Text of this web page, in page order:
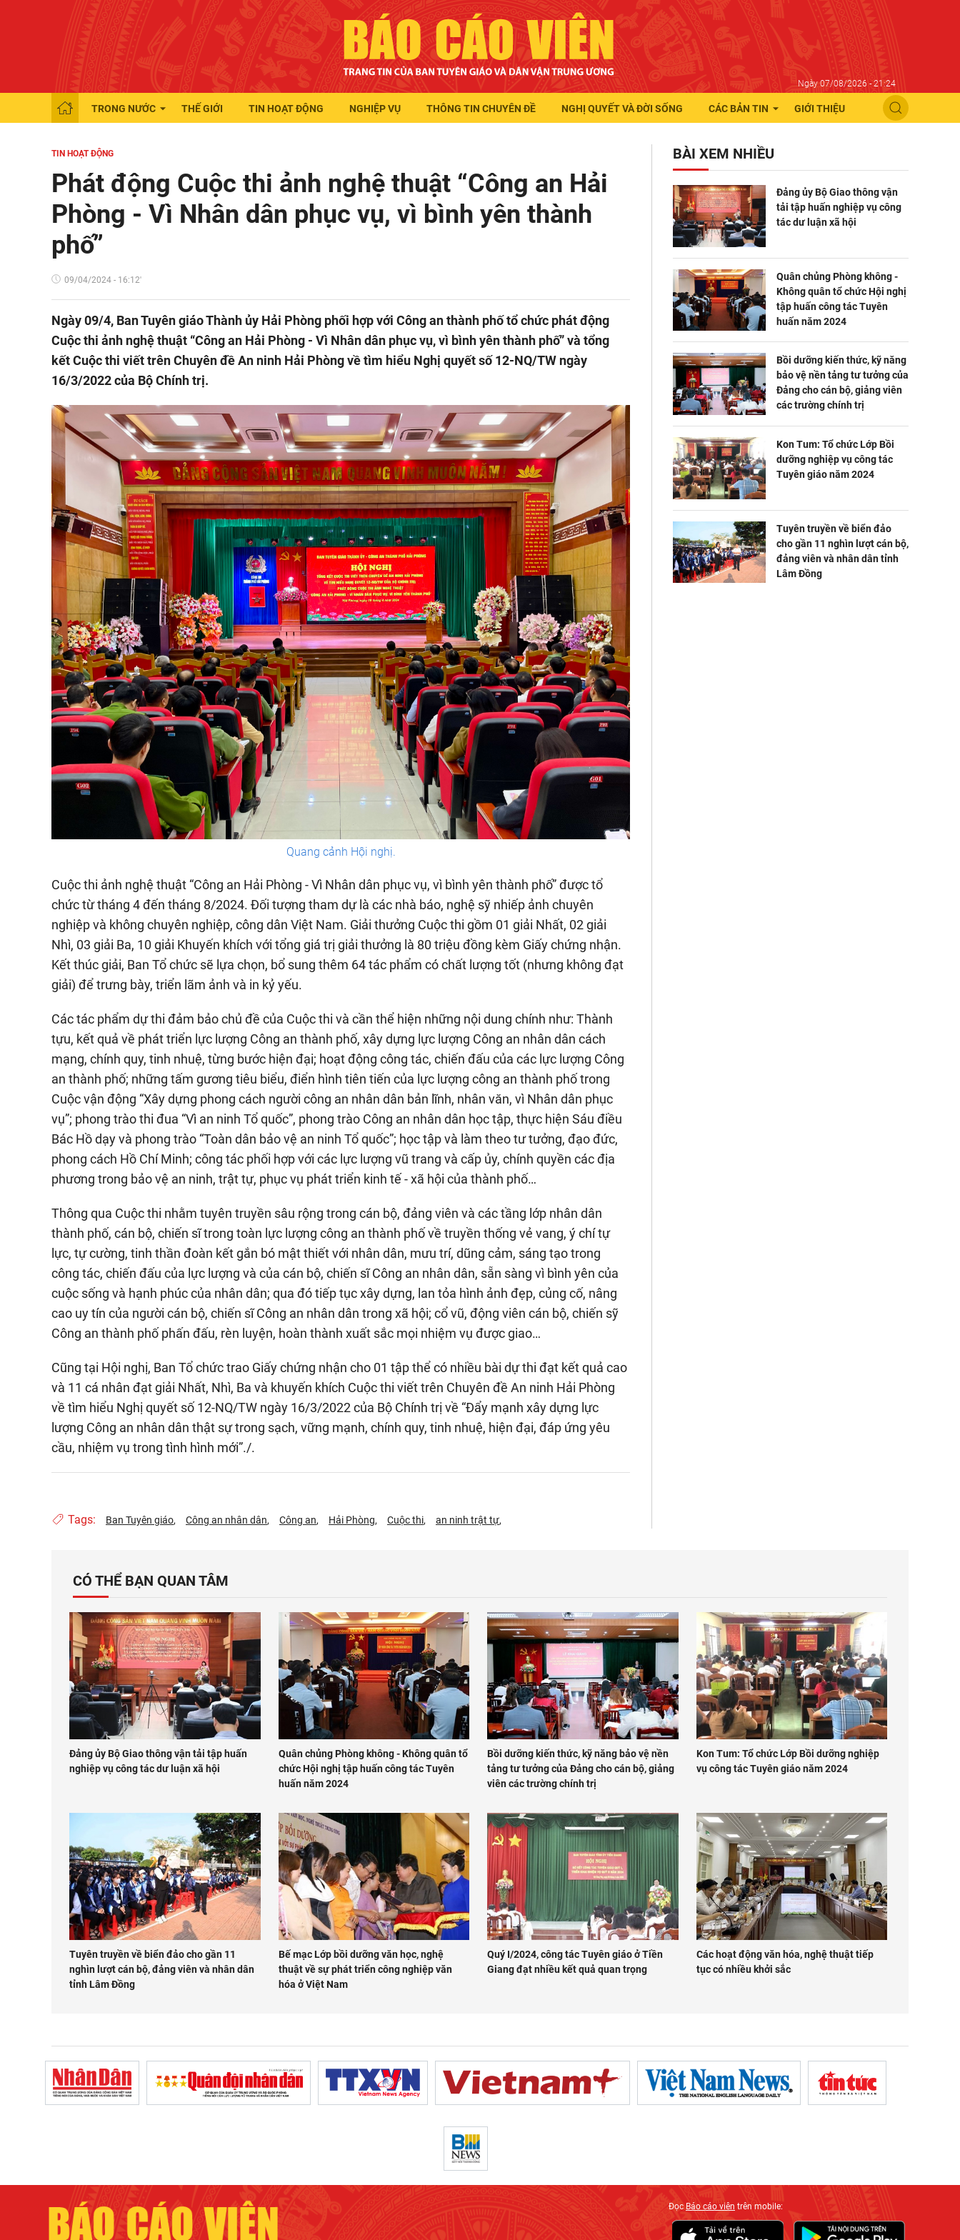
Ngày 07/08/2026 - 21:24
TRONG NƯỚC THẾ GIỚI TIN HOẠT ĐỘNG NGHIỆP VỤ THÔNG TIN CHUYÊN ĐỀ NGHỊ QUYẾT VÀ ĐỜI SỐNG CÁC BẢN TIN GIỚI THIỆU
TIN HOẠT ĐỘNG
Phát động Cuộc thi ảnh nghệ thuật “Công an Hải
Phòng - Vì Nhân dân phục vụ, vì bình yên thành
phố”
09/04/2024 - 16:12'
Ngày 09/4, Ban Tuyên giáo Thành ủy Hải Phòng phối hợp với Công an thành phố tổ chức phát động
Cuộc thi ảnh nghệ thuật “Công an Hải Phòng - Vì Nhân dân phục vụ, vì bình yên thành phố” và tổng
kết Cuộc thi viết trên Chuyên đề An ninh Hải Phòng về tìm hiểu Nghị quyết số 12-NQ/TW ngày
16/3/2022 của Bộ Chính trị.
Quang cảnh Hội nghị.
Cuộc thi ảnh nghệ thuật “Công an Hải Phòng - Vì Nhân dân phục vụ, vì bình yên thành phố” được tổ
chức từ tháng 4 đến tháng 8/2024. Đối tượng tham dự là các nhà báo, nghệ sỹ nhiếp ảnh chuyên
nghiệp và không chuyên nghiệp, công dân Việt Nam. Giải thưởng Cuộc thi gồm 01 giải Nhất, 02 giải
Nhì, 03 giải Ba, 10 giải Khuyến khích với tổng giá trị giải thưởng là 80 triệu đồng kèm Giấy chứng nhận.
Kết thúc giải, Ban Tổ chức sẽ lựa chọn, bổ sung thêm 64 tác phẩm có chất lượng tốt (nhưng không đạt
giải) để trưng bày, triển lãm ảnh và in kỷ yếu.
Các tác phẩm dự thi đảm bảo chủ đề của Cuộc thi và cần thể hiện những nội dung chính như: Thành
tựu, kết quả về phát triển lực lượng Công an thành phố, xây dựng lực lượng Công an nhân dân cách
mạng, chính quy, tinh nhuệ, từng bước hiện đại; hoạt động công tác, chiến đấu của các lực lượng Công
an thành phố; những tấm gương tiêu biểu, điển hình tiên tiến của lực lượng công an thành phố trong
Cuộc vận động “Xây dựng phong cách người công an nhân dân bản lĩnh, nhân văn, vì Nhân dân phục
vụ”; phong trào thi đua “Vì an ninh Tổ quốc”, phong trào Công an nhân dân học tập, thực hiện Sáu điều
Bác Hồ dạy và phong trào “Toàn dân bảo vệ an ninh Tổ quốc”; học tập và làm theo tư tưởng, đạo đức,
phong cách Hồ Chí Minh; công tác phối hợp với các lực lượng vũ trang và cấp ủy, chính quyền các địa
phương trong bảo vệ an ninh, trật tự, phục vụ phát triển kinh tế - xã hội của thành phố…
Thông qua Cuộc thi nhằm tuyên truyền sâu rộng trong cán bộ, đảng viên và các tầng lớp nhân dân
thành phố, cán bộ, chiến sĩ trong toàn lực lượng công an thành phố về truyền thống vẻ vang, ý chí tự
lực, tự cường, tinh thần đoàn kết gắn bó mật thiết với nhân dân, mưu trí, dũng cảm, sáng tạo trong
công tác, chiến đấu của lực lượng và của cán bộ, chiến sĩ Công an nhân dân, sẵn sàng vì bình yên của
cuộc sống và hạnh phúc của nhân dân; qua đó tiếp tục xây dựng, lan tỏa hình ảnh đẹp, củng cố, nâng
cao uy tín của người cán bộ, chiến sĩ Công an nhân dân trong xã hội; cổ vũ, động viên cán bộ, chiến sỹ
Công an thành phố phấn đấu, rèn luyện, hoàn thành xuất sắc mọi nhiệm vụ được giao…
Cũng tại Hội nghị, Ban Tổ chức trao Giấy chứng nhận cho 01 tập thể có nhiều bài dự thi đạt kết quả cao
và 11 cá nhân đạt giải Nhất, Nhì, Ba và khuyến khích Cuộc thi viết trên Chuyên đề An ninh Hải Phòng
về tìm hiểu Nghị quyết số 12-NQ/TW ngày 16/3/2022 của Bộ Chính trị về “Đẩy mạnh xây dựng lực
lượng Công an nhân dân thật sự trong sạch, vững mạnh, chính quy, tinh nhuệ, hiện đại, đáp ứng yêu
cầu, nhiệm vụ trong tình hình mới”./.
Tags: Ban Tuyên giáo Công an nhân dân Công an Hải Phòng Cuộc thi an ninh trật tự
BÀI XEM NHIỀU
Đảng ủy Bộ Giao thông vận
tải tập huấn nghiệp vụ công
tác dư luận xã hội
Quân chủng Phòng không -
Không quân tổ chức Hội nghị
tập huấn công tác Tuyên
huấn năm 2024
Bồi dưỡng kiến thức, kỹ năng
bảo vệ nền tảng tư tưởng của
Đảng cho cán bộ, giảng viên
các trường chính trị
Kon Tum: Tổ chức Lớp Bồi
dưỡng nghiệp vụ công tác
Tuyên giáo năm 2024
Tuyên truyền về biển đảo
cho gần 11 nghìn lượt cán bộ,
đảng viên và nhân dân tỉnh
Lâm Đồng
CÓ THỂ BẠN QUAN TÂM
Đảng ủy Bộ Giao thông vận tải tập huấn
nghiệp vụ công tác dư luận xã hội
Quân chủng Phòng không - Không quân tổ
chức Hội nghị tập huấn công tác Tuyên
huấn năm 2024
Bồi dưỡng kiến thức, kỹ năng bảo vệ nền
tảng tư tưởng của Đảng cho cán bộ, giảng
viên các trường chính trị
Kon Tum: Tổ chức Lớp Bồi dưỡng nghiệp
vụ công tác Tuyên giáo năm 2024
Tuyên truyền về biển đảo cho gần 11
nghìn lượt cán bộ, đảng viên và nhân dân
tỉnh Lâm Đồng
Bế mạc Lớp bồi dưỡng văn học, nghệ
thuật về sự phát triển công nghiệp văn
hóa ở Việt Nam
Quý I/2024, công tác Tuyên giáo ở Tiền
Giang đạt nhiều kết quả quan trọng
Các hoạt động văn hóa, nghệ thuật tiếp
tục có nhiều khởi sắc
ĐọcBáo cáo viên trên mobile: